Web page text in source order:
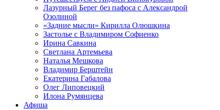
Лазурный Берег без пафоса с Александрой
Озолиной
«Задние мысли» Кирилла Олюшкина
Застолье с Владимиром Софиенко
Ирина Савкина
Светлана Артемьева
Наталья Мешкова
Владимир Берштейн
Екатерина Габалова
Олег Липовецкий
Илона Румянцева
Афиша